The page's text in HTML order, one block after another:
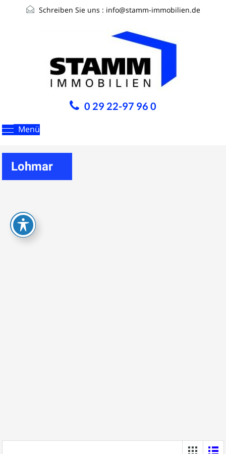
Schreiben Sie uns : info@stamm-immobilien.de
0 29 22-97 96 0
Menü
Lohmar